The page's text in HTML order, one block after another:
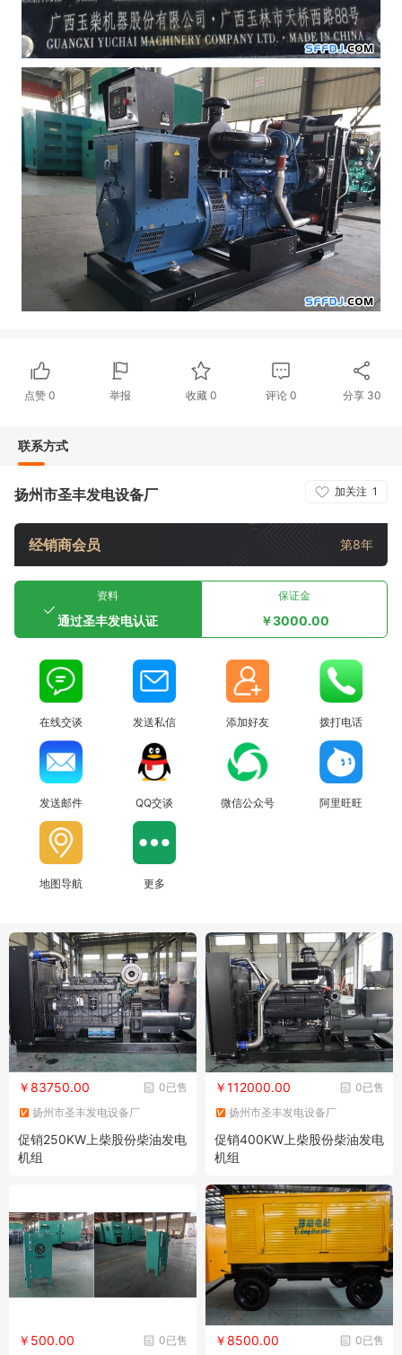
点赞0 举报 收藏 0 评论0 分享 30
联系方式
加关注 1
扬州市圣丰发电设备厂
经销商会员 第8年
资料
通过圣丰发电认证
保证金
￥3000.00
在线交谈 发送私信 添加好友 拨打电话
发送邮件 QQ交谈 微信公众号 阿里旺旺
地图导航 更多
0已售
￥83750.00
扬州市圣丰发电设备厂
促销250KW上柴股份柴油发电
机组
0已售
￥112000.00
扬州市圣丰发电设备厂
促销400KW上柴股份柴油发电
机组
0已售
￥500.00 0已售
￥8500.00